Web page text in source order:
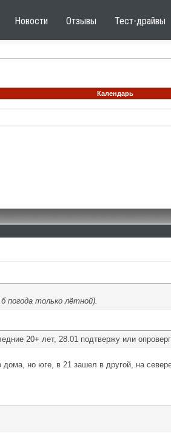
Новости Отзывы Тест-драйвы
Календарь
погода только лётной).
20+ лет, 28.01 подтвержу или
но юге, в 21 зашел в другой, на